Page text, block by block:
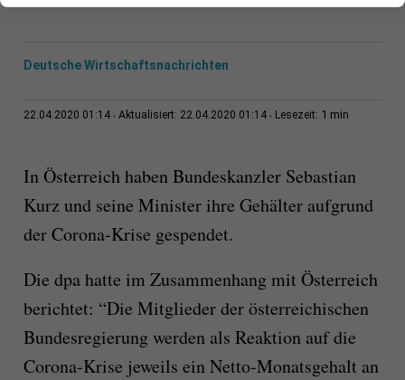
Deutsche Wirtschaftsnachrichten
22.04.2020 01:14 Aktualisiert: 22.04.2020 01:14 Lesezeit: 1 min
In Österreich haben Bundeskanzler Sebastian
Kurz und seine Minister ihre Gehälter aufgrund
der Corona-Krise gespendet.
Die dpa hatte im Zusammenhang mit Österreich
berichtet: “Die Mitglieder der österreichischen
Bundesregierung werden als Reaktion auf die
Corona-Krise jeweils ein Netto-Monatsgehalt an